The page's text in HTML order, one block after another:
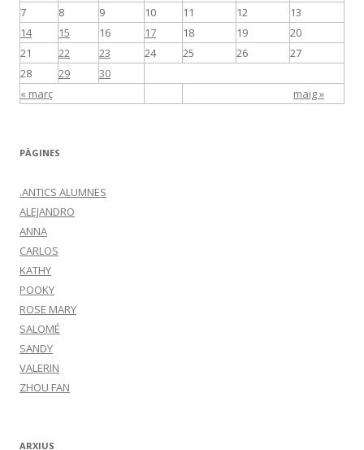
« març maig »
7
8 9 10 11 12
13
14
15 16 17 18 19
20
21
22 23 24 25 26
27
28
29 30
PÀGINES
.ANTICS ALUMNES
ALEJANDRO
ANNA
CARLOS
KATHY
POOKY
ROSE MARY
SALOMÉ
SANDY
VALERIN
ZHOU FAN
ARXIUS